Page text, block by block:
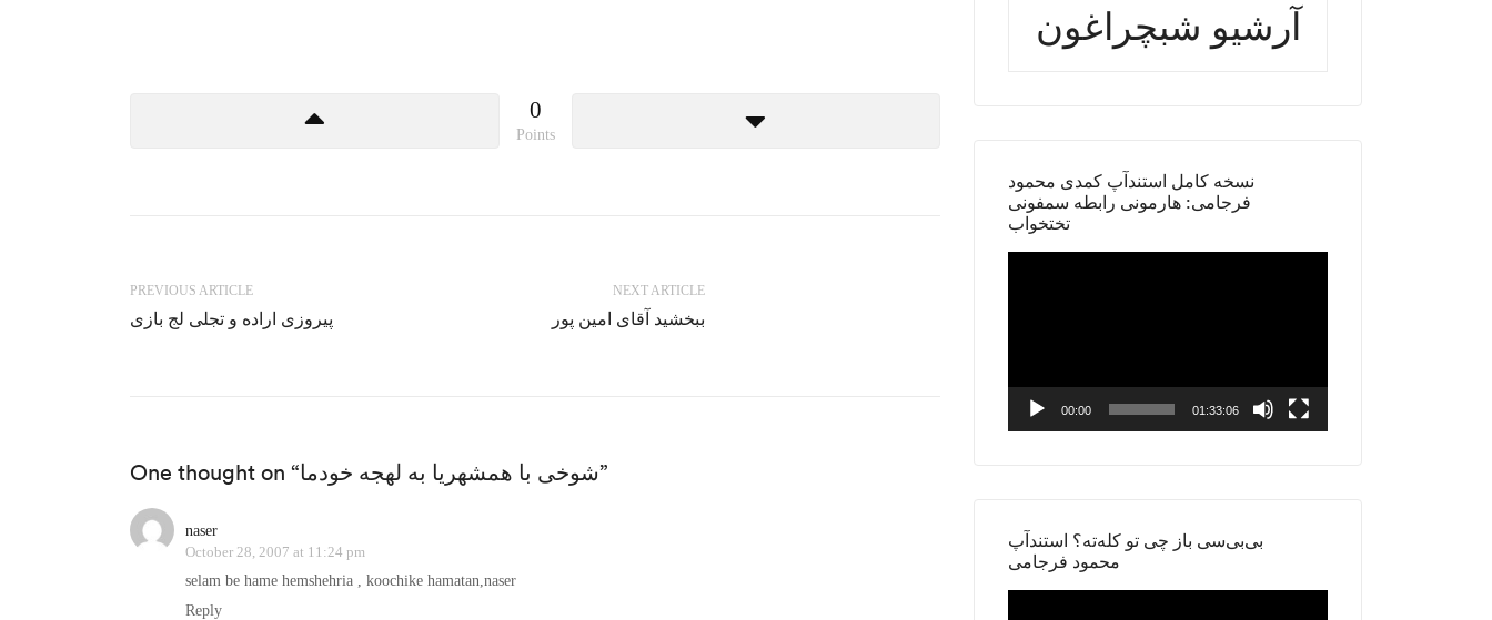
0
Points
PREVIOUS ARTICLE
پیروزی اراده و تجلی لج بازی
NEXT ARTICLE
ببخشید آقای امین پور
One thought on “شوخی با همشهریا به لهجه خودما”
naser
October 28, 2007 at 11:24 pm
selam be hame hemshehria , koochike hamatan,naser
Reply
آرشیو شبچراغون
نسخه کامل استندآپ کمدی محمود
فرجامی: هارمونی رابطه سمفونی
تختخواب
00:00 01:33:06
بی‌بی‌سی باز چی تو کله‌ته؟ استندآپ
محمود فرجامی